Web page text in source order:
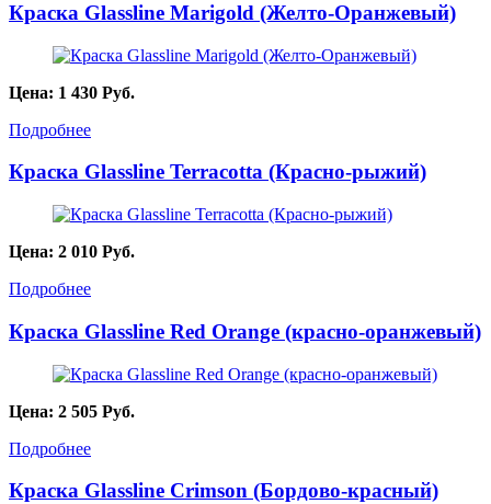
Краска Glassline Marigold (Желто-Оранжевый)
Цена: 1 430 Руб.
Подробнее
Краска Glassline Terracotta (Красно-рыжий)
Цена: 2 010 Руб.
Подробнее
Краска Glassline Red Orange (красно-оранжевый)
Цена: 2 505 Руб.
Подробнее
Краска Glassline Crimson (Бордово-красный)